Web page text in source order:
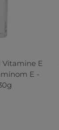
Vitamine E
E -